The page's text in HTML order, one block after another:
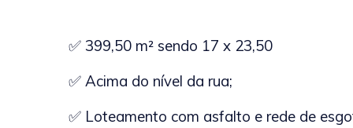
✅ 399,50 m² sendo 17 x 23,50
✅ Acima do nível da rua;
✅ Loteamento com asfalto e rede de